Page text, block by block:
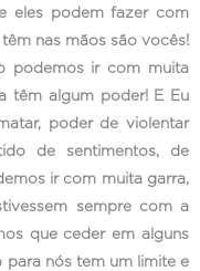
eles podem fazer com
nas mãos são vocês!
podemos ir com muita
têm algum poder! E Eu
poder de violentar
de sentimentos, de
ir com muita garra,
sempre com a
que ceder em alguns
para nós tem um limite e